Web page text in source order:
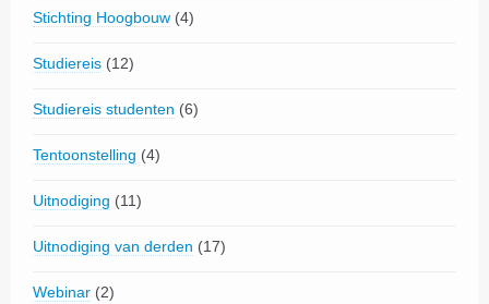
Stichting Hoogbouw (4)
Studiereis (12)
Studiereis studenten (6)
Tentoonstelling (4)
Uitnodiging (11)
Uitnodiging van derden (17)
Webinar (2)